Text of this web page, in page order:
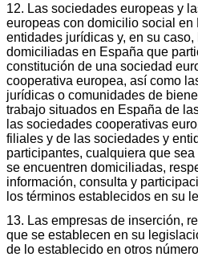
12. Las sociedades europeas y
europeas con domicilio social en
entidades jurídicas y, en su
domiciliadas en España que
constitución de una sociedad
cooperativa europea, así como
jurídicas o comunidades de
trabajo situados en España de
las sociedades cooperativas
filiales y de las sociedades y
participantes, cualquiera que
se encuentren domiciliadas,
información, consulta y
los términos establecidos en su
13. Las empresas de inserción,
que se establecen en su
de lo establecido en otros